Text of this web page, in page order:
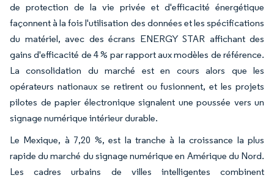
de protection de la vie privée et d'efficacité énergétique
façonnent à la fois l'utilisation des données et les spécifications
du matériel, avec des écrans ENERGY STAR affichant des
gains d'efficacité de 4 % par rapport aux modèles de référence.
La consolidation du marché est en cours alors que les
opérateurs nationaux se retirent ou fusionnent, et les projets
pilotes de papier électronique signalent une poussée vers un
signage numérique intérieur durable.
Le Mexique, à 7,20 %, est la tranche à la croissance la plus
rapide du marché du signage numérique en Amérique du Nord.
Les cadres urbains de villes intelligentes combinent